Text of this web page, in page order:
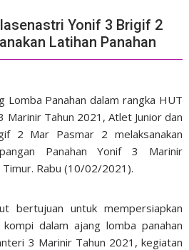
Yonif 3 Brigif 2
Latihan Panahan
Lomba Panahan dalam rangka HUT
Tahun 2021, Atlet Junior dan
2 Mar Pasmar 2 melaksanakan
Panahan Yonif 3 Marinir
Timur. Rabu (10/02/2021).
bertujuan untuk mempersiapkan
dalam ajang lomba panahan
3 Marinir Tahun 2021, kegiatan